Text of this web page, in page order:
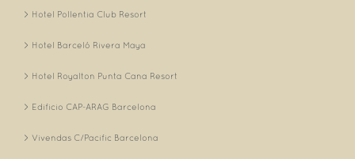
Hotel Pollentia Club Resort
Hotel Barceló Rivera Maya
Hotel Royalton Punta Cana Resort
Edificio CAP-ARAG Barcelona
Vivendas C/Pacific Barcelona